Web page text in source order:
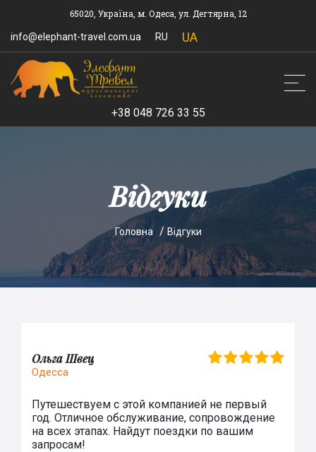
65020, Україна, м. Одеса, ул. Дегтярна, 12
info@elephant-travel.com.ua RU UA
+38 048 726 33 55
Відгуки
Головна Відгуки
Ольга Швец
Одесса
Путешествуем с этой компанией не первый
год. Отличное обслуживание, сопровождение
на всех этапах. Найдут поездки по вашим
запросам!